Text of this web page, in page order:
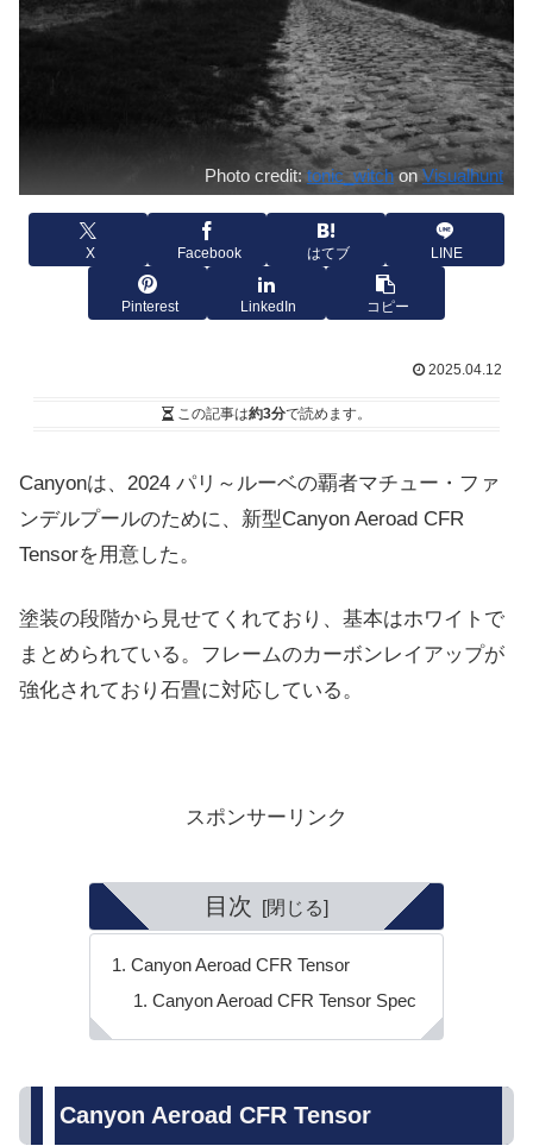
Photo credit: tonic_witchonVisualhunt
X Facebook はてブ LINE
Pinterest LinkedIn コピー
2025.04.12
この記事は約3分で読めます。
Canyonは、2024 パリ～ルーベの覇者マチュー・ファ
ンデルプールのために、新型Canyon Aeroad CFR
Tensorを用意した。
塗装の段階から見せてくれており、基本はホワイトで
まとめられている。フレームのカーボンレイアップが
強化されており石畳に対応している。
スポンサーリンク
目次
Canyon Aeroad CFR Tensor
Canyon Aeroad CFR Tensor Spec
Canyon Aeroad CFR Tensor